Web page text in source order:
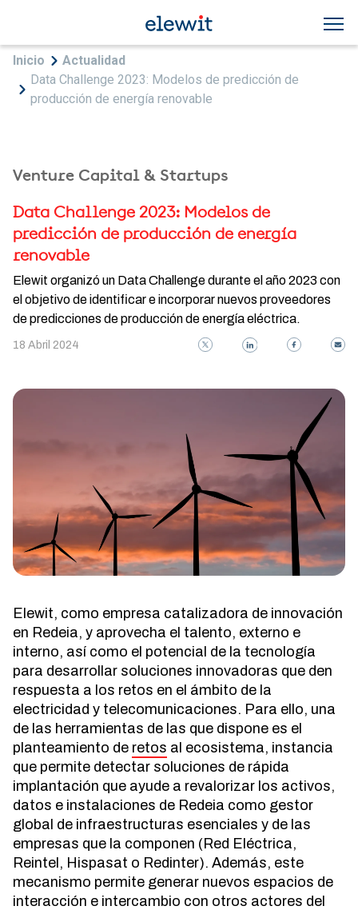
Sobrescribir enlaces de ayuda a la
Inicio
Actualidad
Data Challenge 2023: Modelos de predicción de
producción de energía renovable
Venture Capital & Startups
Data Challenge 2023: Modelos de
predicción de producción de energía
renovable
Elewit organizó un Data Challenge durante el año 2023 con
el objetivo de identificar e incorporar nuevos proveedores
de predicciones de producción de energía eléctrica.
18 Abril 2024
Elewit, como empresa catalizadora de innovación
en Redeia, y aprovecha el talento, externo e
interno, así como el potencial de la tecnología
para desarrollar soluciones innovadoras que den
respuesta a los retos en el ámbito de la
electricidad y telecomunicaciones. Para ello, una
de las herramientas de las que dispone es el
planteamiento de retos al ecosistema, instancia
que permite detectar soluciones de rápida
implantación que ayude a revalorizar los activos,
datos e instalaciones de Redeia como gestor
global de infraestructuras esenciales y de las
empresas que la componen (Red Eléctrica,
Reintel, Hispasat o Redinter). Además, este
mecanismo permite generar nuevos espacios de
interacción e intercambio con otros actores del